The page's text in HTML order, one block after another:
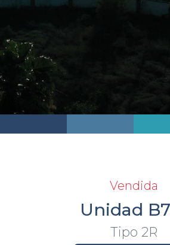
Vendida
Unidad
Tipo 2R